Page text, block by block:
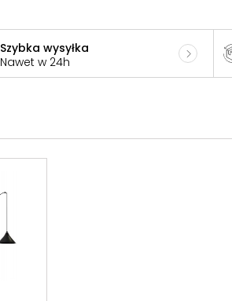
Szybka wysyłka
Nawet w 24h